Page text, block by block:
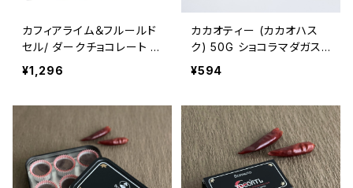
カフィアライム＆フルールド
セル/ ダークチョコレート 6
5% ショコラマダガスカル C
hocolat Madagascar コ
¥1,296
カカオティー (カカオハス
ク) 50G ショコラマダガス
カル Chocolat Madagasc
¥594